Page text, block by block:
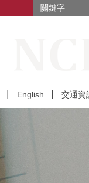
English 交通資